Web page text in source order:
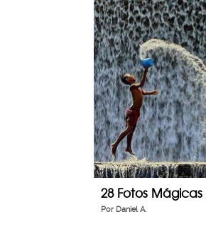
28 Fotos
Por Daniel A.